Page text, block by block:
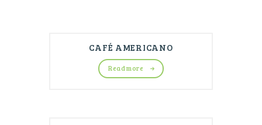
CAFÉ AMERICANO
Read more